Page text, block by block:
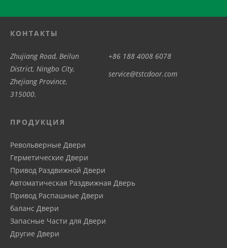
КОНТАКТЫ
Zhujiang Road, Beilun
District, Ningbo City,
Zhejiang Province.
315000.
+86 188 4008 6078
service@tstcdoor.com
ПРОДУКЦИЯ
Револьверные Двери
Герметические Двери
Привод Pаздвижной Двери
Автоматическая Pаздвижная Дверь
Привод Распашные Двери
баланс Двери
Запасные Части для Двери
Другие Двери